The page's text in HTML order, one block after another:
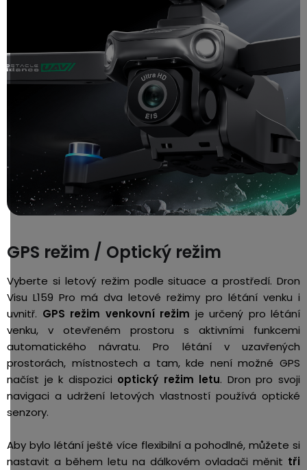
GPS režim / Optický režim
Vyberte si letový režim podle situace a prostředí. Dron
Visu L159 Pro má dva letové režimy pro létání venku i
uvnitř. GPS režim venkovní režim je určený pro létání
venku, v otevřeném prostoru s aktivními funkcemi
automatického návratu. Pro létání v uzavřených
prostorách, místnostech a tam, kde není možné GPS
načíst je k dispozici optický režim letu. Dron pro svoji
navigaci a udržení letových vlastností používá optické
senzory.
Aby bylo létání ještě více flexibilní a pohodlné, můžete si
nastavit a během letu na dálkovém ovladači měnit tři